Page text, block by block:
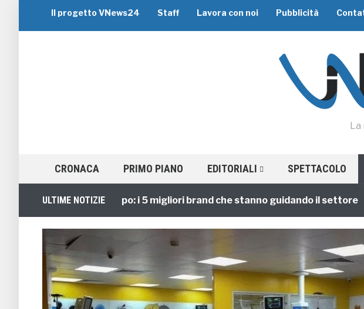
Il progetto VNews24 Staff Lavora con noi Pubblicità
La
CRONACA PRIMO PIANO EDITORIALI SPETTACOLO
ULTIME NOTIZIE
Viaggi di Gruppo: i 5 migliori brand che stanno guidando il settore